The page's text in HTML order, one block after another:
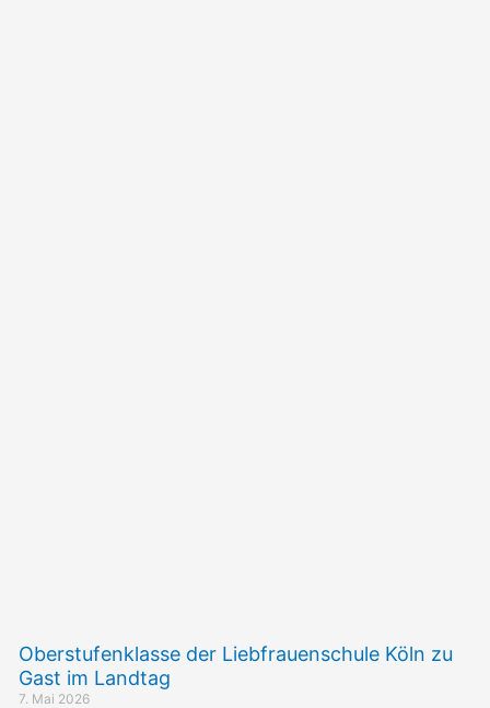
Oberstufenklasse der Liebfrauenschule Köln zu
Gast im Landtag
7. Mai 2026